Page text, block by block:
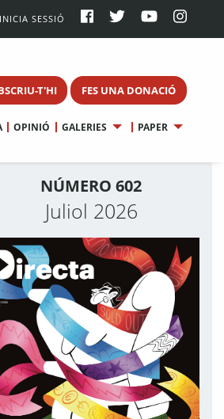
INICIA SESSIÓ
T'HI FES UNA DONACIÓ
OPINIÓ GALERIES PAPER
NÚMERO 602
Juliol 2026